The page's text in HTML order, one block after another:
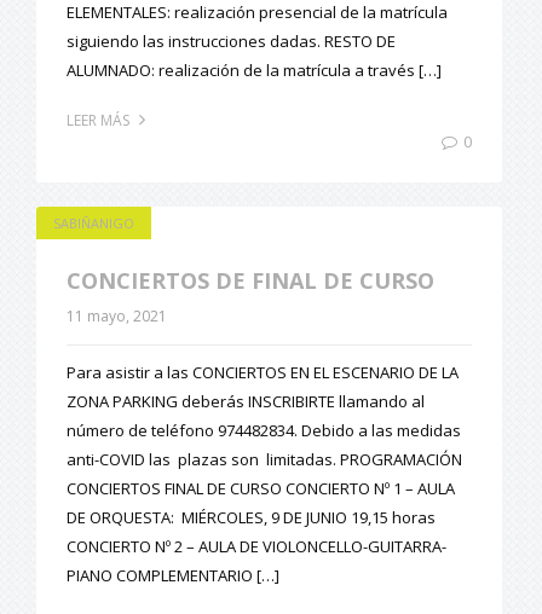
ELEMENTALES: realización presencial de la matrícula
siguiendo las instrucciones dadas. RESTO DE
ALUMNADO: realización de la matrícula a través […]
LEER MÁS
0
SABIÑANIGO
CONCIERTOS DE FINAL DE CURSO
11 mayo, 2021
Para asistir a las CONCIERTOS EN EL ESCENARIO DE LA
ZONA PARKING deberás INSCRIBIRTE llamando al
número de teléfono 974482834. Debido a las medidas
anti-COVID las plazas son limitadas. PROGRAMACIÓN
CONCIERTOS FINAL DE CURSO CONCIERTO Nº 1 – AULA
DE ORQUESTA: MIÉRCOLES, 9 DE JUNIO 19,15 horas
CONCIERTO Nº 2 – AULA DE VIOLONCELLO-GUITARRA-
PIANO COMPLEMENTARIO […]